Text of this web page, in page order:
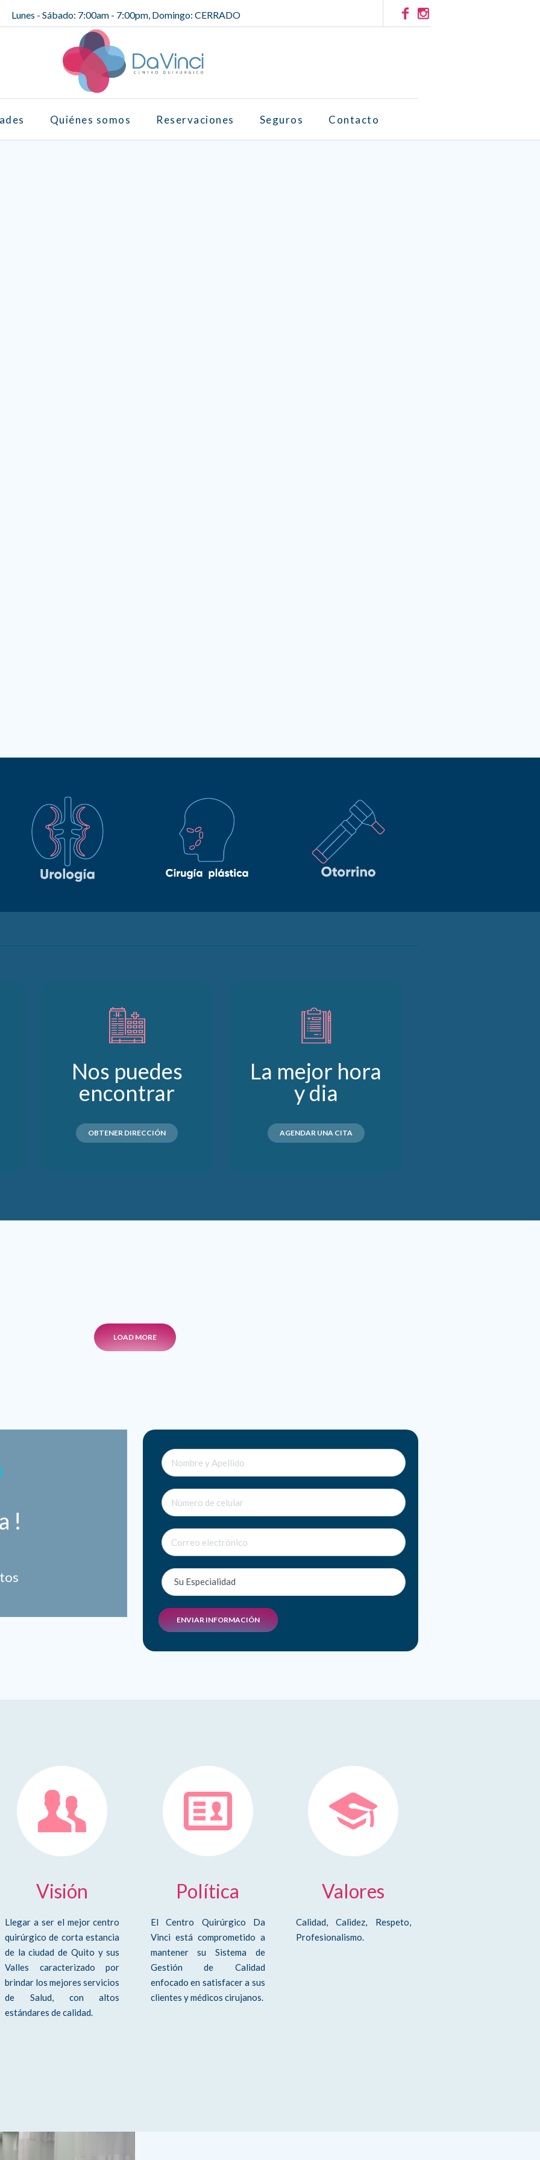
Lunes - Sábado: 7:00am - 7:00pm, Domingo: CERRADO
Quiénes somos Reservaciones Seguros Contacto
Nos puedes
encontrar
OBTENER DIRECCIÓN
La mejor hora
y dia
AGENDAR UNA CITA
LOAD MORE
!
Visión
Llegar a ser el mejor centro
quirúrgico de corta estancia
de la ciudad de Quito y sus
Valles caracterizado por
brindar los mejores servicios
de Salud, con altos
estándares de calidad.
Política
El Centro Quirúrgico Da
Vinci está comprometido a
mantener su Sistema de
Gestión de Calidad
enfocado en satisfacer a sus
clientes y médicos cirujanos.
Valores
Calidad, Calidez, Respeto,
Profesionalismo.